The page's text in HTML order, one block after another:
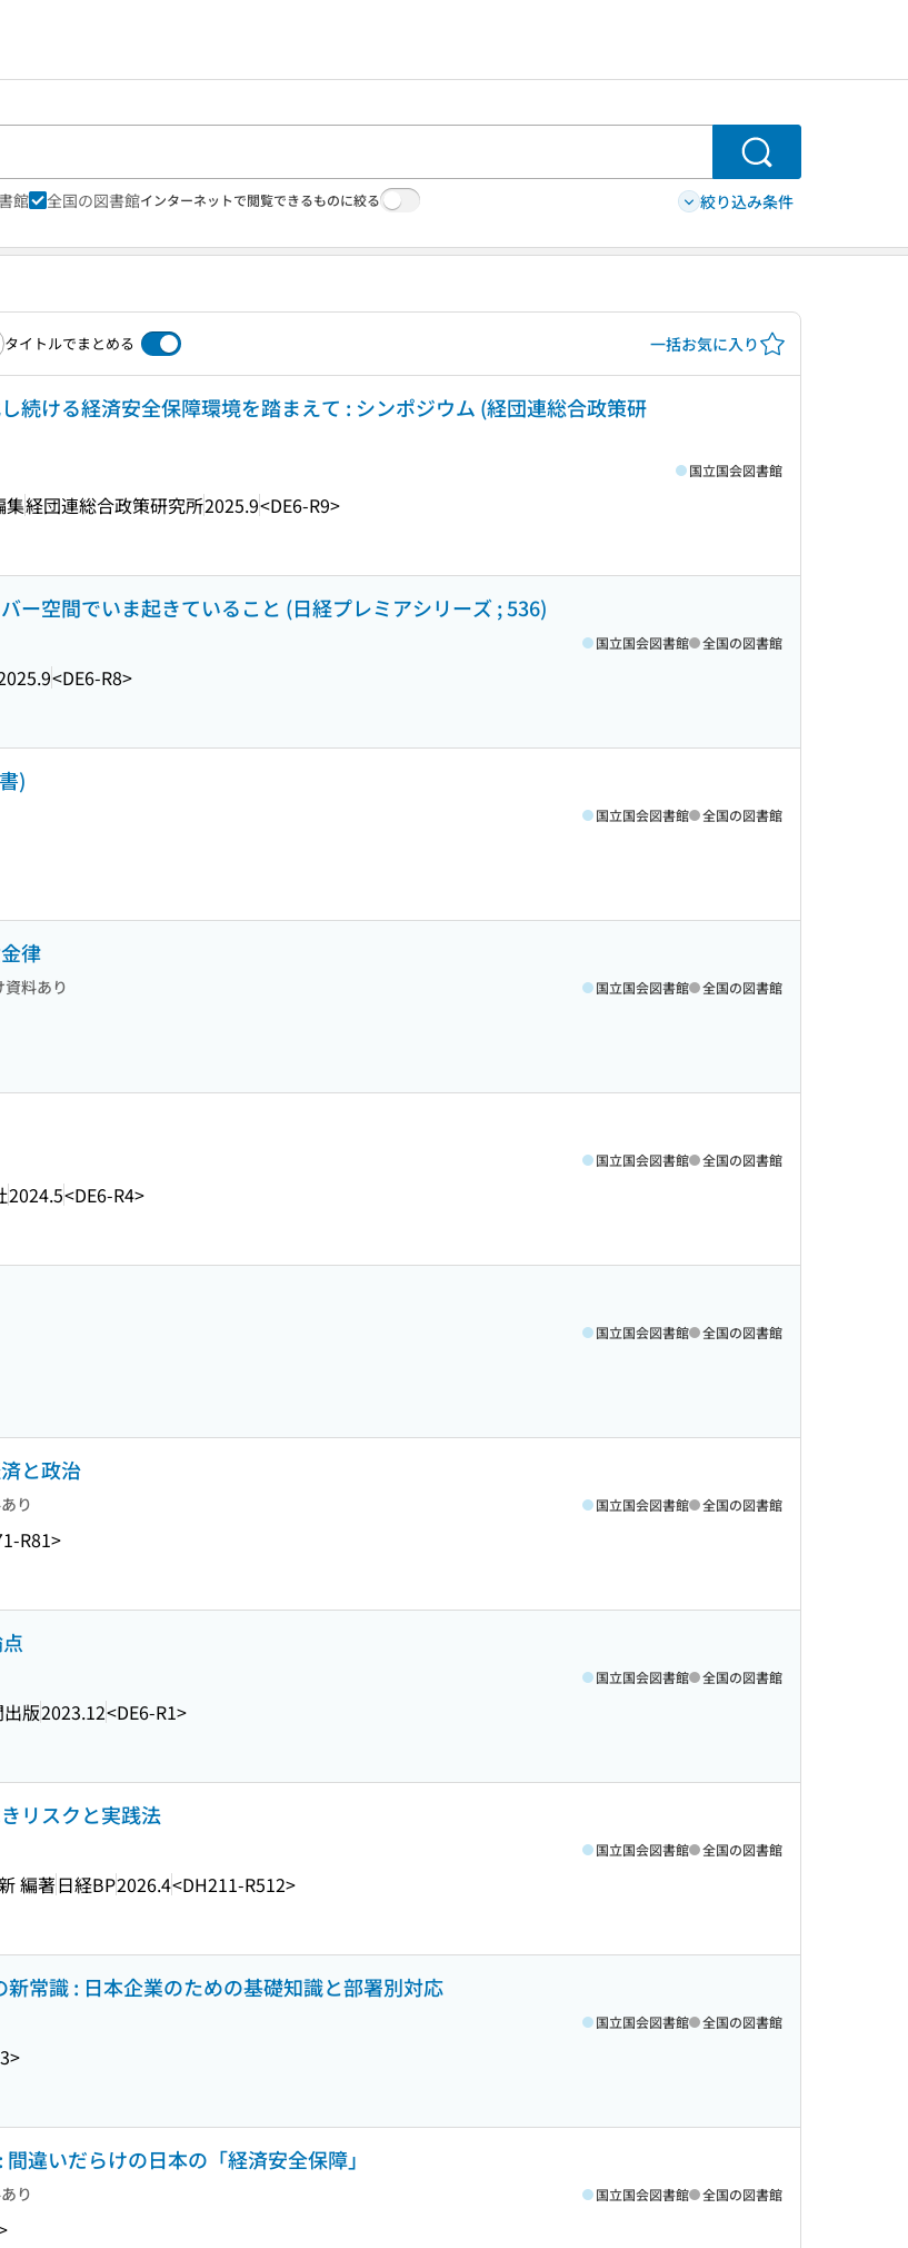
検索
館 全国の図書館インターネットで閲覧できるものに絞る 絞り込み条件
タイトルでまとめる 一括お気に入り
続ける経済安全保障環境を踏まえて : シンポジウム (経団連総合政策研
集経団連総合政策研究所2025.9<DE6-R9>
国立国会図書館
ー空間でいま起きていること (日経プレミアシリーズ ; 536)
<DE6-R8>
国立国会図書館 全国の図書館
)
国立国会図書館 全国の図書館
律
料あり 国立国会図書館 全国の図書館
2024.5<DE6-R4>
国立国会図書館 全国の図書館
国立国会図書館 全国の図書館
と政治
り
R81>
国立国会図書館 全国の図書館
版2023.12<DE6-R1>
国立国会図書館 全国の図書館
リスクと実践法
編著日経BP2026.4<DH211-R512>
国立国会図書館 全国の図書館
常識 : 日本企業のための基礎知識と部署別対応
国立国会図書館 全国の図書館
違いだらけの日本の「経済安全保障」
り 国立国会図書館 全国の図書館